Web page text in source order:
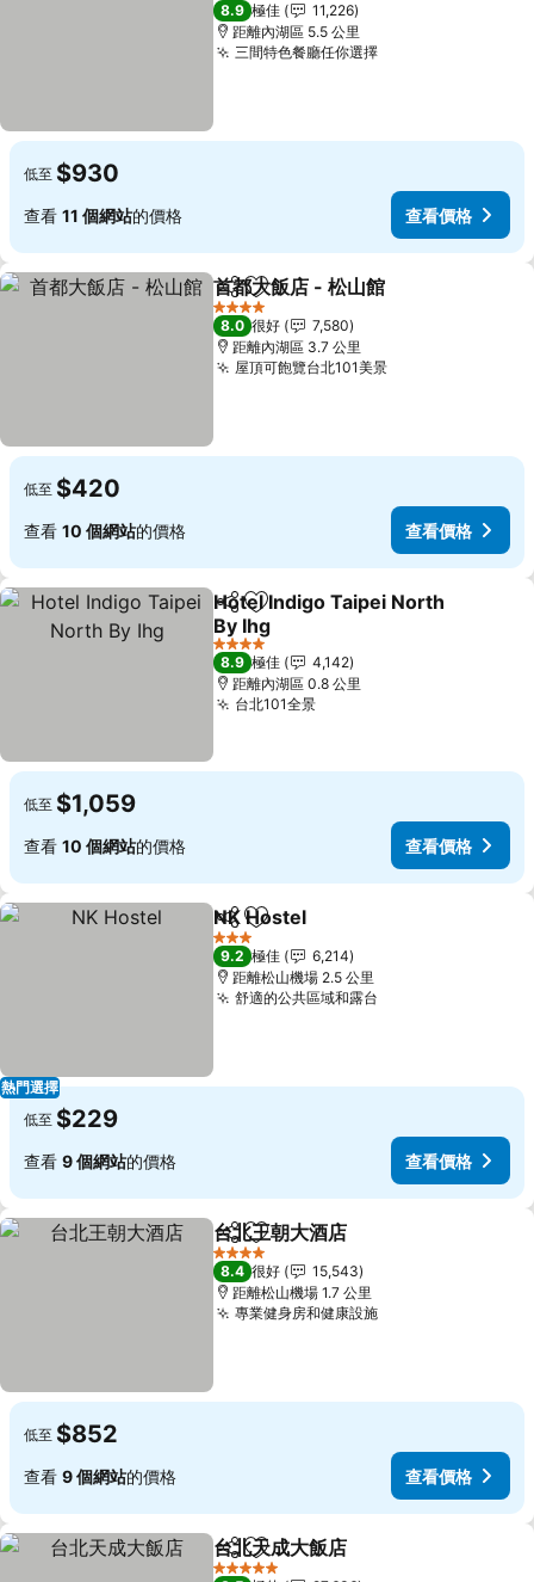
8.9 極佳
11,226
距離內湖區 5.5 公里
三間特色餐廳任你選擇查看價格
低至 $930
查看 11 個網站的價格 查看價格
分享 放到收藏夾
首都大飯店 - 松山館
4 星級
8.0 很好
7,580
距離內湖區 3.7 公里
屋頂可飽覽台北101美景查看價格
低至 $420
查看 10 個網站的價格 查看價格
分享 放到收藏夾
Hotel Indigo Taipei North
By Ihg
查看價格
4 星級
8.9 極佳
4,142
距離內湖區 0.8 公里
台北101全景查看價格
低至 $1,059
查看 10 個網站的價格 查看價格
熱門選擇
分享 放到收藏夾
NK Hostel
3 星級
9.2 極佳
6,214
距離松山機場 2.5 公里
舒適的公共區域和露台
低至 $229
查看 9 個網站的價格 查看價格
分享 放到收藏夾
台北王朝大酒店
4 星級
8.4 很好
15,543
距離松山機場 1.7 公里
專業健身房和健康設施查看價格
低至 $852
查看 9 個網站的價格 查看價格
分享 放到收藏夾
台北天成大飯店
5 星級